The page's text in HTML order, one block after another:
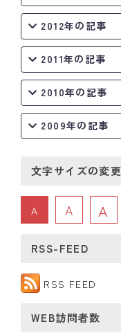
2012年の記事
2011年の記事
2010年の記事
2009年の記事
文字サイズの変更
A A A
RSS-FEED
RSS FEED
WEB訪問者数